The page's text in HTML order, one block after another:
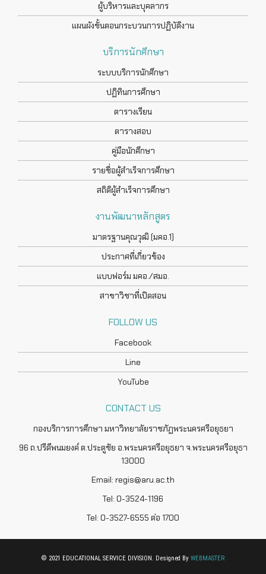
ผู้บริหารและบุคลากร
แผนผังขั้นตอนกระบวนการปฏิบัติงาน
บริการนักศึกษา
ระบบบริการนักศึกษา
ปฏิทินการศึกษา
ตารางเรียน
ตารางสอบ
คู่มือนักศึกษา
รายชื่อผู้สำเร็จการศึกษา
สถิติผู้สำเร็จการศึกษา
งานพัฒนาหลักสูตร
มาตรฐานคุณวุฒิ (มคอ.1)
ประกาศที่เกี่ยวข้อง
แบบฟอร์ม มคอ./สมอ.
สาขาวิชาที่เปิดสอน
FOLLOW US
Facebook
Line
YouTube
CONTACT US
กองบริการการศึกษา มหาวิทยาลัยราชภัฏพระนครศรีอยุธยา
96 ถ.ปรีดีพนมยงค์ ต.ประตูชัย อ.พระนครศรีอยุธยา จ.พระนครศรีอยุธา
13000
Email: regis@aru.ac.th
Tel: 0-3524-1196
Tel: 0-3527-6555 ต่อ 1700
© 2021 EDUCATIONAL SERVICE DIVISION. Designed By WEBMASTER